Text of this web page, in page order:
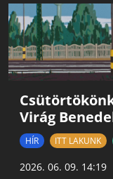
Virág
HÍR ITT LAKUNK
2026. 06. 09. 14:19